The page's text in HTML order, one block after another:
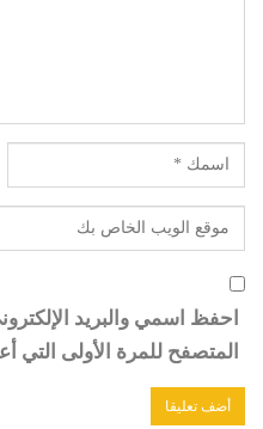
احفظ اسمي والبريد
المتصفح للمرة الأولى التي